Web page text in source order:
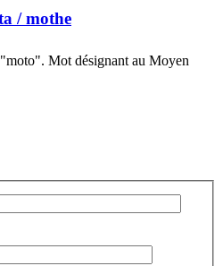
/ mothe
Mot désignant au Moyen